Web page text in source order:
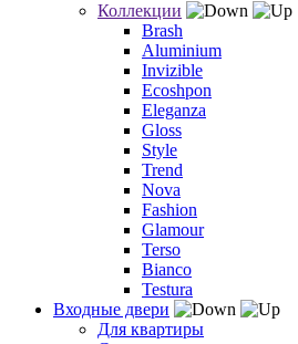
Коллекции
Brash
Aluminium
Invizible
Ecoshpon
Eleganza
Gloss
Style
Trend
Nova
Fashion
Glamour
Terso
Bianco
Testura
Входные двери
Для квартиры